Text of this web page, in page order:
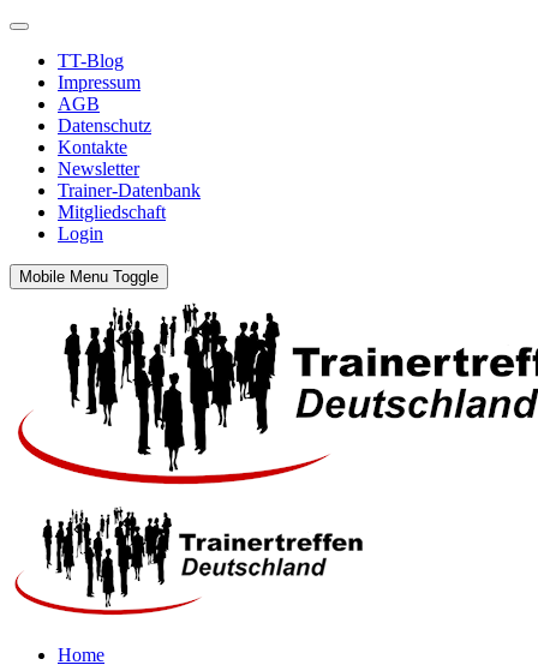
TT-Blog
Impressum
AGB
Datenschutz
Kontakte
Newsletter
Trainer-Datenbank
Mitgliedschaft
Login
Mobile Menu Toggle
Home